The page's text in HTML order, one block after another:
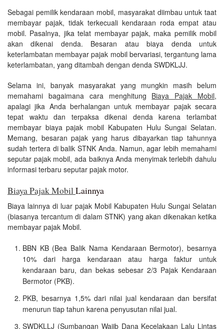
Sebagai pemilik kendaraan mobil, masyarakat diimbau untuk taat
membayar pajak, tidak terkecuali kendaraan roda empat atau
mobil. Pasalnya, jika telat membayar pajak, maka pemilik mobil
akan dikenai denda. Besaran atau biaya denda untuk
keterlambatan membayar pajak mobil bervariasi, tergantung lama
keterlambatan, yang ditambah dengan denda SWDKLJJ.
Selama ini, banyak masyarakat yang mungkin masih belum
memahami bagaimana cara menghitung Biaya Pajak Mobil,
apalagi jika Anda berhalangan untuk membayar pajak secara
tepat waktu dan terpaksa dikenai denda karena terlambat
membayar biaya pajak mobil Kabupaten Hulu Sungai Selatan.
Memang, besaran pajak yang harus dibayarkan tiap tahunnya
sudah tertera di balik STNK Anda. Namun, agar lebih memahami
seputar pajak mobil, ada baiknya Anda menyimak terlebih dahulu
informasi terbaru seputar pajak motor.
Biaya Pajak MobilLainnya
Biaya lainnya di luar pajak Mobil Kabupaten Hulu Sungai Selatan
(biasanya tercantum di dalam STNK) yang akan dikenakan ketika
membayar pajak Mobil.
BBN KB (Bea Balik Nama Kendaraan Bermotor), besarnya
10% dari harga kendaraan atau harga faktur untuk
kendaraan baru, dan bekas sebesar 2/3 Pajak Kendaraan
Bermotor (PKB).
PKB, besarnya 1,5% dari nilai jual kendaraan dan bersifat
menurun tiap tahun karena penyusutan nilai jual.
SWDKLLJ (Sumbangan Wajib Dana Kecelakaan Lalu Lintas